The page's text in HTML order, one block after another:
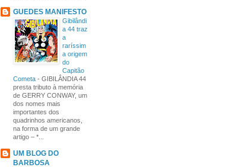
GUEDES MANIFESTO
Gibilândi
a 44 traz
a
raríssim
a origem
do
Capitão
Cometa - GIBILÂNDIA 44
presta tributo à memória
de GERRY CONWAY, um
dos nomes mais
importantes dos
quadrinhos americanos,
na forma de um grande
artigo – *...
UM BLOG DO
BARBOSA